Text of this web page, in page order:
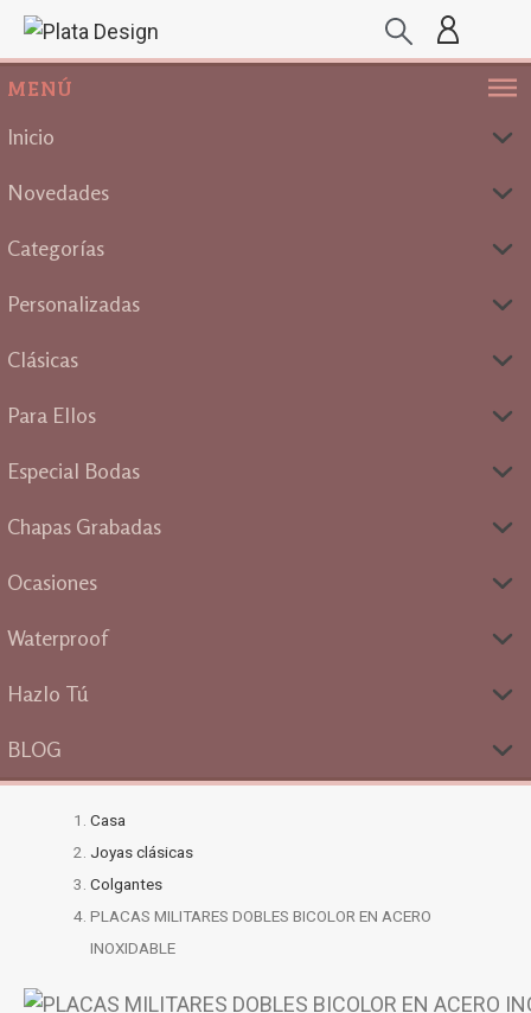
MENÚ
Inicio
Novedades
Categorías
Personalizadas
Clásicas
Para Ellos
Especial Bodas
Chapas Grabadas
Ocasiones
Waterproof
Hazlo Tú
BLOG
Casa
Joyas clásicas
Colgantes
PLACAS MILITARES DOBLES BICOLOR EN ACERO
INOXIDABLE